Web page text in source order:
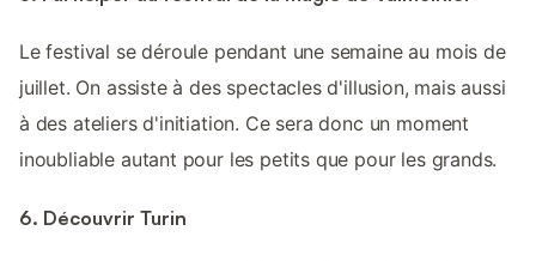
Le festival se déroule pendant une semaine au mois de
juillet. On assiste à des spectacles d'illusion, mais aussi
à des ateliers d'initiation. Ce sera donc un moment
inoubliable autant pour les petits que pour les grands.
6. Découvrir Turin